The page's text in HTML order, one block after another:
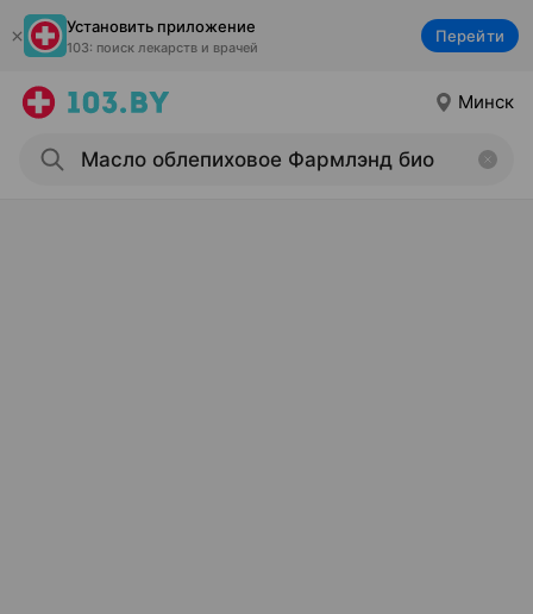
Установить приложение
103: поиск лекарств и врачей
Перейти
Минск